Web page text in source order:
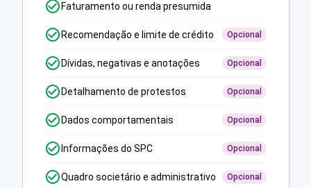
Faturamento ou renda presumida
Recomendação e limite de crédito Opcional
Dívidas, negativas e anotações Opcional
Detalhamento de protestos Opcional
Dados comportamentais Opcional
Informações do SPC Opcional
Quadro societário e administrativo Opcional